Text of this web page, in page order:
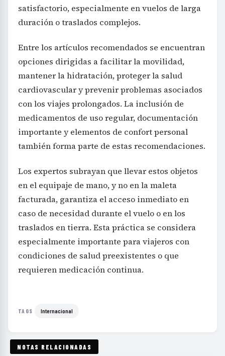
satisfactorio, especialmente en vuelos de larga
duración o traslados complejos.
Entre los artículos recomendados se encuentran
opciones dirigidas a facilitar la movilidad,
mantener la hidratación, proteger la salud
cardiovascular y prevenir problemas asociados
con los viajes prolongados. La inclusión de
medicamentos de uso regular, documentación
importante y elementos de confort personal
también forma parte de estas recomendaciones.
Los expertos subrayan que llevar estos objetos
en el equipaje de mano, y no en la maleta
facturada, garantiza el acceso inmediato en
caso de necesidad durante el vuelo o en los
traslados en tierra. Esta práctica se considera
especialmente importante para viajeros con
condiciones de salud preexistentes o que
requieren medicación continua.
TAGS Internacional
NOTAS RELACIONADAS